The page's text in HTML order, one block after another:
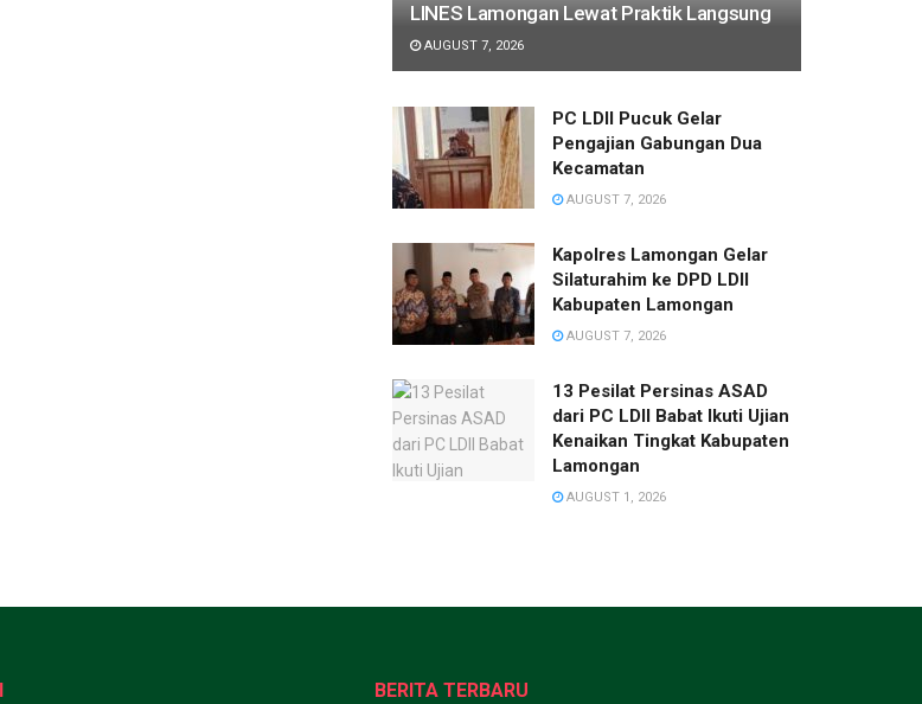
LINES Lamongan Lewat Praktik Langsung
AUGUST 7, 2026
PC LDII Pucuk Gelar
Pengajian Gabungan Dua
Kecamatan
AUGUST 7, 2026
Kapolres Lamongan Gelar
Silaturahim ke DPD LDII
Kabupaten Lamongan
AUGUST 7, 2026
13 Pesilat Persinas ASAD
dari PC LDII Babat Ikuti Ujian
Kenaikan Tingkat Kabupaten
Lamongan
AUGUST 1, 2026
BERITA TERBARU